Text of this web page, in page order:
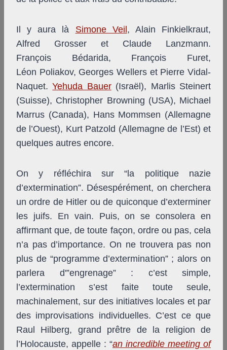
Il y aura là Simone Veil , Alain Finkielkraut,
Alfred Grosser et Claude Lanzmann.
François Bédarida, François Furet,
Léon Poliakov, Georges Wellers et Pierre Vidal-
Naquet.Yehuda Bauer(Israël), Marlis Steinert
(Suisse), Christopher Browning (USA), Michael
Marrus (Canada), Hans Mommsen (Allemagne
de l’Ouest), Kurt Patzold (Allemagne de l’Est) et
quelques autres encore.
On y réfléchira sur “la politique nazie
d’extermination”. Désespérément, on cherchera
un ordre de Hitler ou de quiconque d’exterminer
les juifs. En vain. Puis, on se consolera en
affirmant que, de toute façon, ordre ou pas, cela
n’a pas d’importance. On ne trouvera pas non
plus de “programme d’extermination” ; alors on
parlera d'”engrenage” : c’est simple,
l’extermination s’est faite toute seule,
machinalement, sur des initiatives locales et par
des improvisations individuelles. C’est ce que
Raul Hilberg, grand prêtre de la religion de
l’Holocauste, appelle : “an incredible meeting of